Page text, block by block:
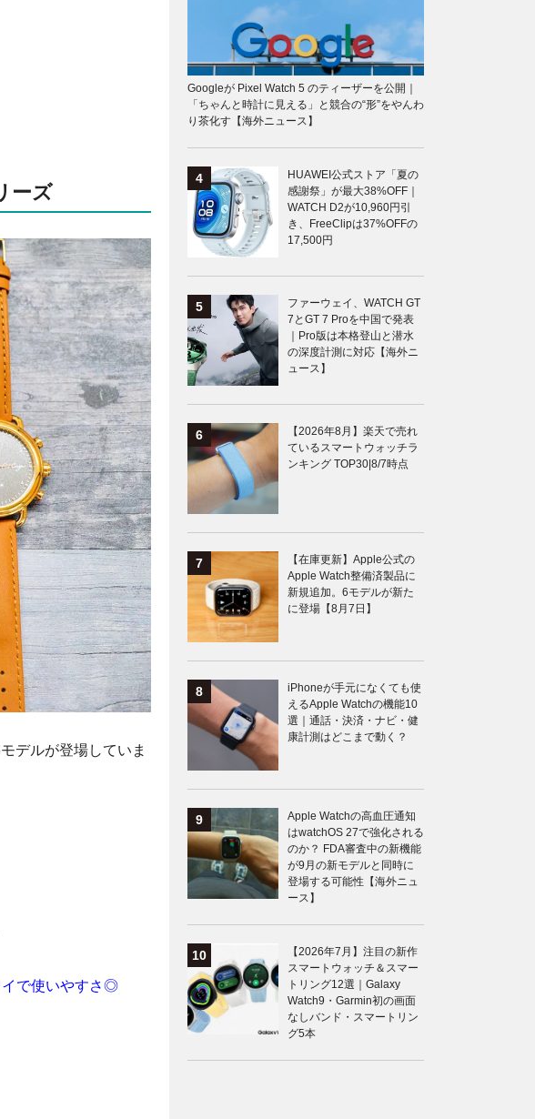
ーズ
デルが登場していま
イで使いやすさ◎
Googleが Pixel Watch 5 のティーザーを公開｜
「ちゃんと時計に見える」と競合の“形”をやんわ
り茶化す【海外ニュース】
HUAWEI公式ストア「夏の
感謝祭」が最大38%OFF｜
WATCH D2が10,960円引
き、FreeClipは37%OFFの
17,500円
ファーウェイ、WATCH GT
7とGT 7 Proを中国で発表
｜Pro版は本格登山と潜水
の深度計測に対応【海外ニ
ュース】
【2026年8月】楽天で売れ
ているスマートウォッチラ
ンキング TOP30|8/7時点
【在庫更新】Apple公式の
Apple Watch整備済製品に
新規追加。6モデルが新た
に登場【8月7日】
iPhoneが手元になくても使
えるApple Watchの機能10
選｜通話・決済・ナビ・健
康計測はどこまで動く？
Apple Watchの高血圧通知
はwatchOS 27で強化される
のか？ FDA審査中の新機能
が9月の新モデルと同時に
登場する可能性【海外ニュ
ース】
【2026年7月】注目の新作
スマートウォッチ＆スマー
トリング12選｜Galaxy
Watch9・Garmin初の画面
なしバンド・スマートリン
グ5本